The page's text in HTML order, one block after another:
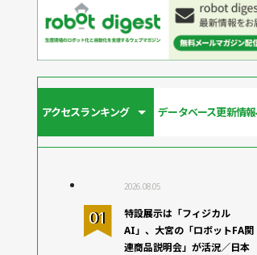
アクセスランキング データベース更新情報
2026.08.05
特設展示は「フィジカル
AI」、大宮の「ロボットFA関
連商品説明会」が活況／日本